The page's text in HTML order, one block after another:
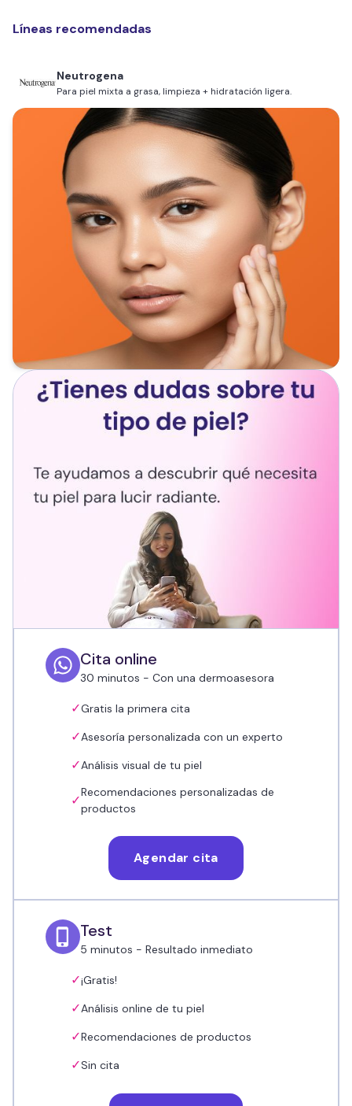
Líneas recomendadas
Neutrogena
Para piel mixta a grasa, limpieza + hidratación ligera.
Cita online
30 minutos - Con una dermoasesora
✓Gratis la primera cita
✓Asesoría personalizada con un experto
✓Análisis visual de tu piel
✓Recomendaciones personalizadas de
productos
Agendar cita
Test
5 minutos - Resultado inmediato
✓¡Gratis!
✓Análisis online de tu piel
✓Recomendaciones de productos
✓Sin cita